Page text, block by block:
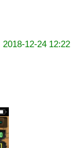
2018-12-24 12:22